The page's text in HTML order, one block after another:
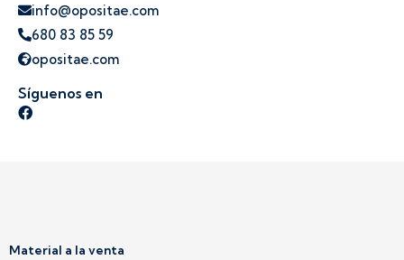
info@opositae.com
680 83 85 59
opositae.com
Síguenos en
Síguenos en Facebook
Material a la venta